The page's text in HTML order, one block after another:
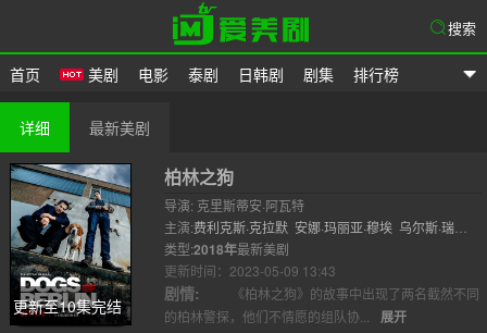
首页 美剧 电影 泰剧 日韩剧 剧集 排行榜
搜索
详细 最新美剧
更新至10集完结
柏林之狗
导演: 克里斯蒂安·阿瓦特
主演:费利克斯·克拉默 安娜·玛丽亚·穆埃 乌尔斯·瑞
恩 卡塔琳娜·舒特勒 法赫里·亚迪姆
里斯 安东尼奥·..
类型:2018年最新美剧
更新时间：2023-05-09 13:43
剧情:
《柏林之狗》的故事中出现了两名截然不同
的柏林警探，他们不情愿的组队协...
展开